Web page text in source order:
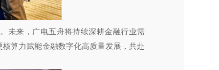
未来，广电五舟将持续深耕金融行业需
算力赋能金融数字化高质量发展，共赴